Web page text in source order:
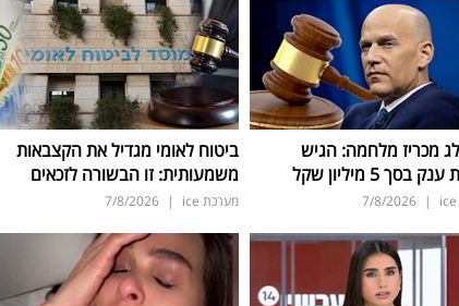
מכריז מלחמה: הגיש
בסך 5 מיליון שקל
|
7/8/2026
ביטוח לאומי מגדיל את הקצבאות
משמעותית: זו הבשורה לזכאים
מערכת ice |
7/8/2026